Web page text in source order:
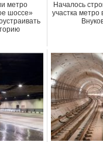
метро
шоссе»
Началось
участка метро